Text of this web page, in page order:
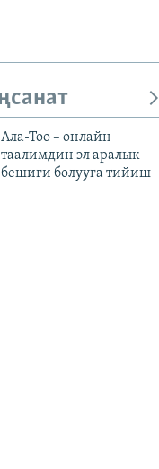
Ала-Тоо – онлайн
таалимдин эл аралык
бешиги болууга тийиш